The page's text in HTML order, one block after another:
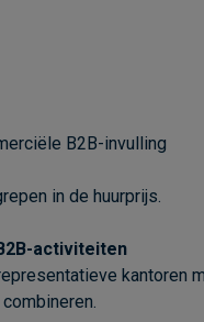
B2B-invulling
in de huurprijs.
activiteiten